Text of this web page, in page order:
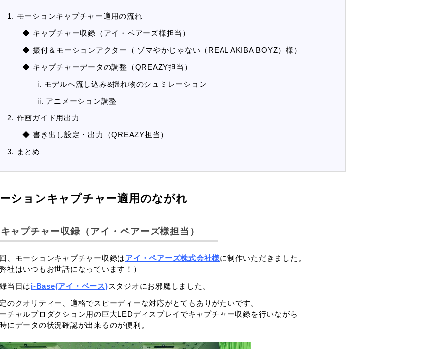
1. モーションキャプチャー適用の流れ
◆ キャプチャー収録（アイ・ペアーズ様担当）
◆ 振付＆モーションアクター（ ゾマやかじゃない（REAL AKIBA BOYZ）様）
◆ キャプチャーデータの調整（QREAZY担当）
i. モデルへ流し込み&揺れ物のシュミレーション
ii. アニメーション調整
2. 作画ガイド用出力
◆ 書き出し設定・出力（QREAZY担当）
3. まとめ
ションキャプチャー適用のながれ
ャプチャー収録（アイ・ペアーズ様担当）
、モーションキャプチャー収録はアイ・ペアーズ株式会社様に制作いただきました。
社はいつもお世話になっています！）
当日はi-Base(アイ・ベース)スタジオにお邪魔しました。
のクオリティー、適格でスピーディーな対応がとてもありがたいです。
チャルプロダクション用の巨大LEDディスプレイでキャプチャー収録を行いながら
にデータの状況確認が出来るのが便利。